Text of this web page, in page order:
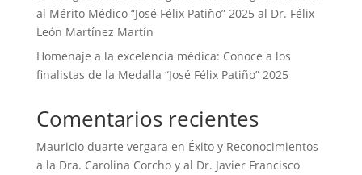
al Mérito Médico “José Félix Patiño” 2025 al Dr. Félix
León Martínez Martín
Homenaje a la excelencia médica: Conoce a los
finalistas de la Medalla “José Félix Patiño” 2025
Comentarios recientes
Mauricio duarte vergara en Éxito y Reconocimientos
a la Dra. Carolina Corcho y al Dr. Javier Francisco